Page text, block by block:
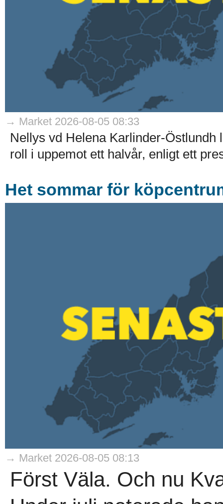
→ Market 2026-08-05 08:33
Nellys vd Helena Karlinder-
roll i uppemot ett halvår, enligt ett
Het sommar för
→ Market 2026-08-05 08:13
Först Väla. Och nu